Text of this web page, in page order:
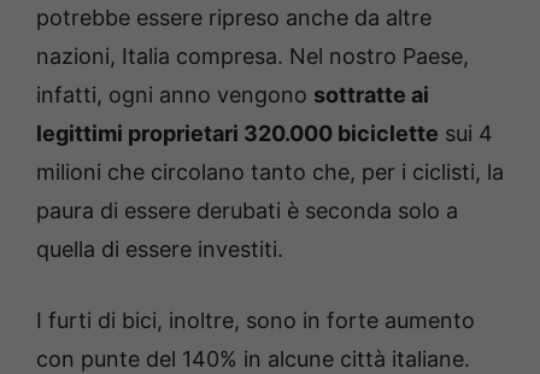
potrebbe essere ripreso anche da altre
nazioni, Italia compresa. Nel nostro Paese,
infatti, ogni anno vengono sottratte ai
legittimi proprietari 320.000 biciclette sui 4
milioni che circolano tanto che, per i ciclisti, la
paura di essere derubati è seconda solo a
quella di essere investiti.
I furti di bici, inoltre, sono in forte aumento
con punte del 140% in alcune città italiane.